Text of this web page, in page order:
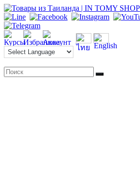
Перейти
к
содержимому